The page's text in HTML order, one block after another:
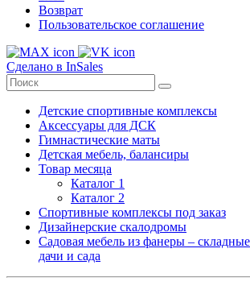
Возврат
Пользовательское соглашение
Сделано в InSales
Детские спортивные комплексы
Аксессуары для ДСК
Гимнастические маты
Детская мебель, балансиры
Товар месяца
Каталог 1
Каталог 2
Спортивные комплексы под заказ
Дизайнерские скалодромы
Садовая мебель из фанеры –
дачи и сада